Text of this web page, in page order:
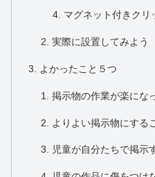
マグネット付きクリ
実際に設置してみよう
よかったこと５つ
掲示物の作業が楽にな
よりよい掲示物にする
児童が自分たちで掲示